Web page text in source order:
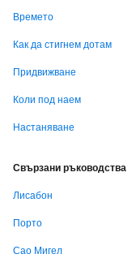
Времето
Как да стигнем дотам
Придвижване
Коли под наем
Настаняване
Свързани ръководства
Лисабон
Порто
Сао Мигел